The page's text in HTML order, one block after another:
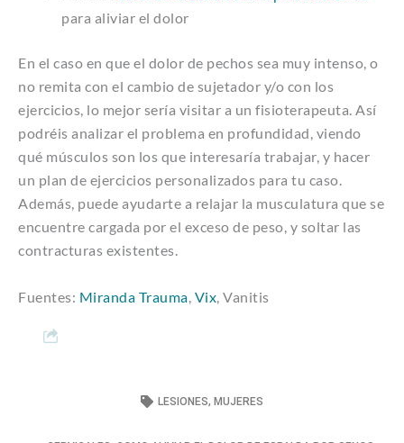
para aliviar el dolor
En el caso en que el dolor de pechos sea muy intenso, o
no remita con el cambio de sujetador y/o con los
ejercicios, lo mejor sería visitar a un fisioterapeuta. Así
podréis analizar el problema en profundidad, viendo
qué músculos son los que interesaría trabajar, y hacer
un plan de ejercicios personalizados para tu caso.
Además, puede ayudarte a relajar la musculatura que se
encuentre cargada por el exceso de peso, y soltar las
contracturas existentes.
Fuentes: Miranda Trauma, Vix, Vanitis
LESIONES, MUJERES